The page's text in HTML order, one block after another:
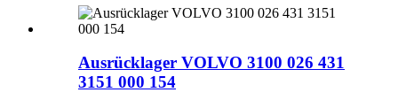
Ausrücklager VOLVO 3100 026 431
3151 000 154